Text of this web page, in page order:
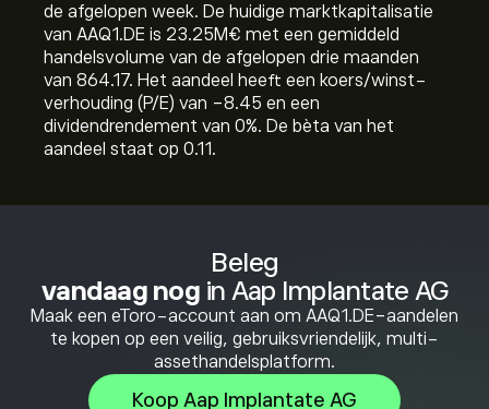
Beleg
vandaag nog in Aap Implantate AG
Maak een eToro-account aan om AAQ1.DE-aandelen
te kopen op een veilig, gebruiksvriendelijk, multi-
assethandelsplatform.
Koop Aap Implantate AG
de afgelopen week. De huidige marktkapitalisatie
van AAQ1.DE is 23.25M‎€‎ met een gemiddeld
handelsvolume van de afgelopen drie maanden
van 864.17. Het aandeel heeft een koers/winst-
verhouding (P/E) van -8.45 en een
dividendrendement van 0%. De bèta van het
aandeel staat op 0.11.